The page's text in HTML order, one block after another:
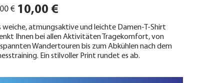
€ Angebotspreis
10,00 €
weiche, atmungsaktive und leichte Damen-T-Shirt
Ihnen bei allen Aktivitäten Tragekomfort, von
Wandertouren bis zum Abkühlen nach dem
Ein stilvoller Print rundet es ab.